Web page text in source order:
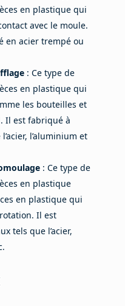
en plastique qui
avec le moule.
en acier trempé ou
: Ce type de
en plastique qui
les bouteilles et
Il est fabriqué à
l’aluminium et
: Ce type de
en plastique
en plastique qui
Il est
tels que l’acier,